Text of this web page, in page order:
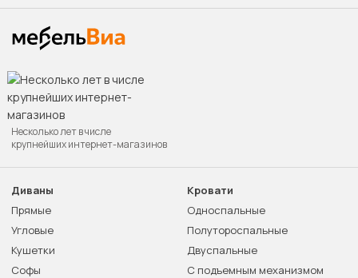
Несколько лет в числе
крупнейших интернет-магазинов
Диваны
Прямые
Угловые
Кушетки
Софы
Кровати
Односпальные
Полутороспальные
Двуспальные
С подъемным механизмом